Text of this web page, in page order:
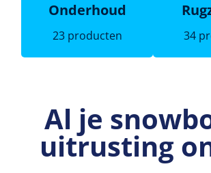
Onderhoud
23 producten 34
Al je
uitrusting